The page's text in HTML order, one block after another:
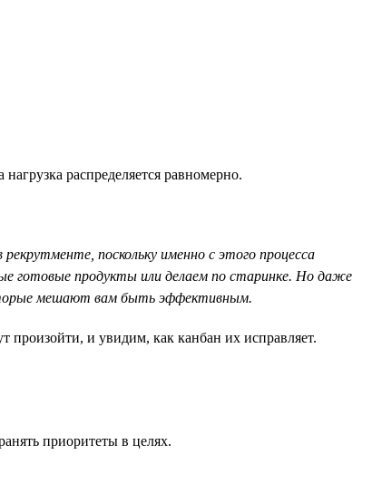
распределяется равномерно.
поскольку именно с этого процесса
готовые продукты или делаем по старинке. Но даже
мешают вам быть эффективным.
произойти, и увидим, как канбан их исправляет.
приоритеты в целях.